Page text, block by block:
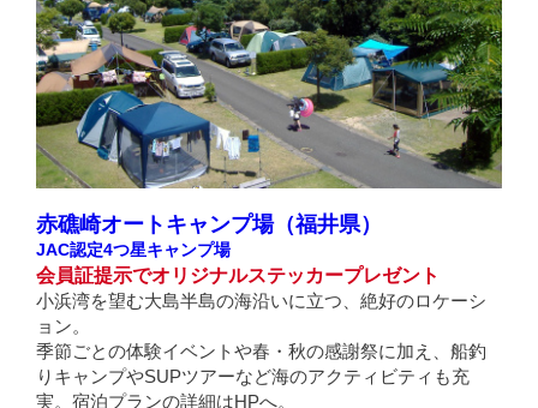
赤礁崎オートキャンプ場（福井県）
JAC認定4つ星キャンプ場
会員証提示でオリジナルステッカープレゼント
小浜湾を望む大島半島の海沿いに立つ、絶好のロケーシ
ョン。
季節ごとの体験イベントや春・秋の感謝祭に加え、船釣
りキャンプやSUPツアーなど海のアクティビティも充
実。宿泊プランの詳細はHPへ。